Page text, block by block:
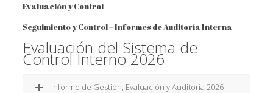
Evaluación y Control
Seguimiento y Control – Informes de Auditoría Interna
Evaluación del Sistema de
Control Interno 2026
Informe de Gestión, Evaluación y Auditoría 2026